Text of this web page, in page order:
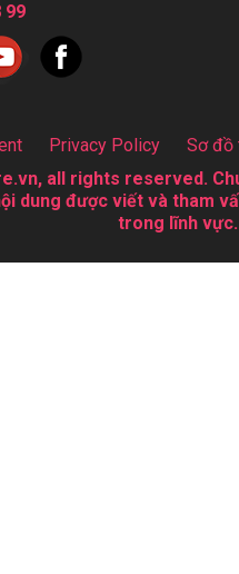
99
Privacy Policy
Sơ đồ
all rights reserved.
dung được viết và tham
trong lĩnh vực.